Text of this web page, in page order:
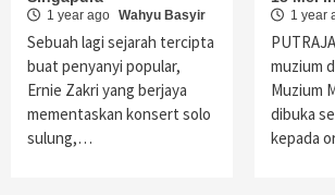
1 year ago Wahyu Basyir
Sebuah lagi sejarah tercipta
buat penyanyi popular,
Ernie Zakri yang berjaya
mementaskan konsert solo
sulung,…
1 year
muzium
Muzium
dibuka
kepada